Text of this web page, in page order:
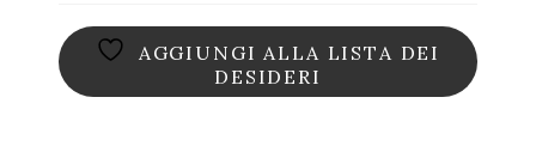
AGGIUNGI ALLA LISTA DEI
DESIDERI